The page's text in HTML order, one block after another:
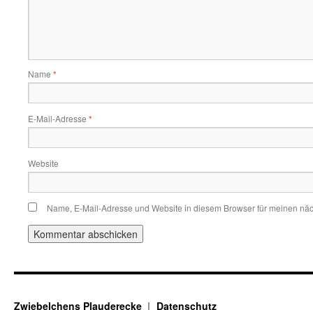
Name *
E-Mail-Adresse *
Website
Name, E-Mail-Adresse und Website in diesem Browser für meinen
Zwiebelchens Plauderecke Datenschutz